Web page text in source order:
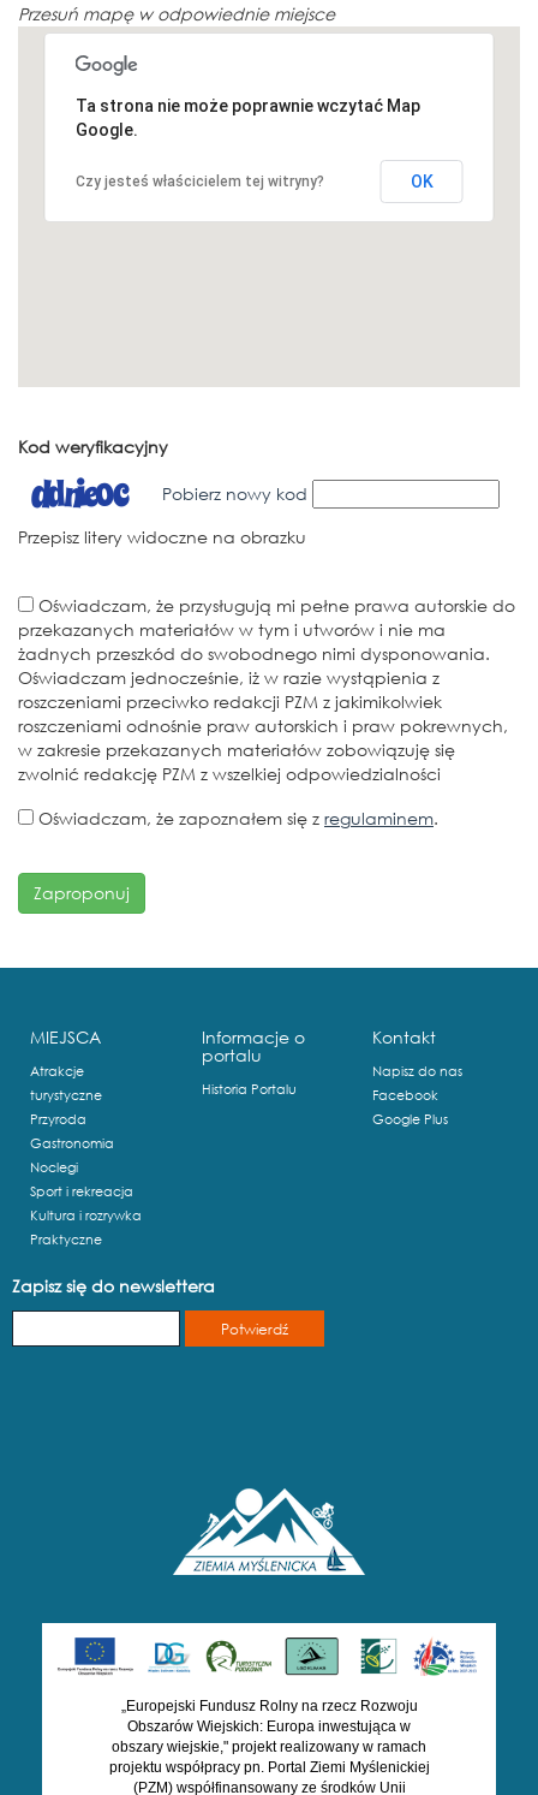
Przesuń mapę w odpowiednie miejsce
Ta strona nie może poprawnie wczytać Map
Google.
Czy jesteś właścicielem tej witryny? OK
Kod weryfikacyjny
Pobierz nowy kod
Przepisz litery widoczne na obrazku
Oświadczam, że przysługują mi pełne prawa autorskie do
przekazanych materiałów w tym i utworów i nie ma
żadnych przeszkód do swobodnego nimi dysponowania.
Oświadczam jednocześnie, iż w razie wystąpienia z
roszczeniami przeciwko redakcji PZM z jakimikolwiek
roszczeniami odnośnie praw autorskich i praw pokrewnych,
w zakresie przekazanych materiałów zobowiązuję się
zwolnić redakcję PZM z wszelkiej odpowiedzialności
Oświadczam, że zapoznałem się z regulaminem.
MIEJSCA
Atrakcje
turystyczne
Przyroda
Gastronomia
Noclegi
Sport i rekreacja
Kultura i rozrywka
Praktyczne
Informacje o
portalu
Historia Portalu
Kontakt
Napisz do nas
Facebook
Google Plus
Zapisz się do newslettera
„Europejski Fundusz Rolny na rzecz Rozwoju
Obszarów Wiejskich: Europa inwestująca w
obszary wiejskie," projekt realizowany w ramach
projektu współpracy pn. Portal Ziemi Myślenickiej
(PZM) współfinansowany ze środków Unii